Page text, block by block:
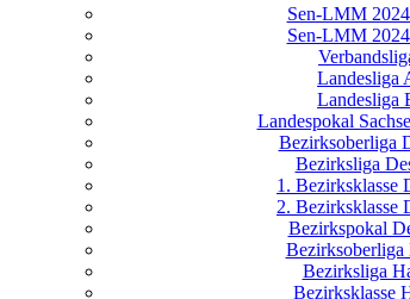
Sen-LMM
Sen-LMM
Landesliga
Landesliga
Landespokal
Bezirksoberliga
Bezirksliga
1. Bezirksklasse
2. Bezirksklasse
Bezirkspokal
Bezirksoberliga
Bezirksliga
Bezirksklasse